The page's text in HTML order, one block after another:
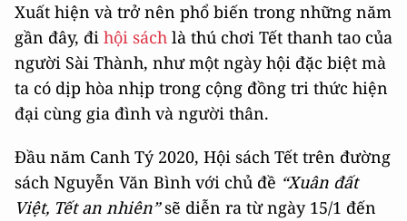
Xuất hiện và trở nên phổ biến trong những năm
gần đây, đi hội sách là thú chơi Tết thanh tao của
người Sài Thành, như một ngày hội đặc biệt mà
ta có dịp hòa nhịp trong cộng đồng tri thức hiện
đại cùng gia đình và người thân.
Đầu năm Canh Tý 2020, Hội sách Tết trên đường
sách Nguyễn Văn Bình với chủ đề “Xuân đất
Việt, Tết an nhiên”sẽ diễn ra từ ngày 15/1 đến